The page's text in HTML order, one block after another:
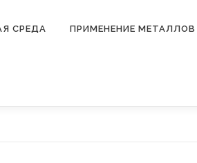
СРЕДА ПРИМЕНЕНИЕ МЕТАЛЛОВ